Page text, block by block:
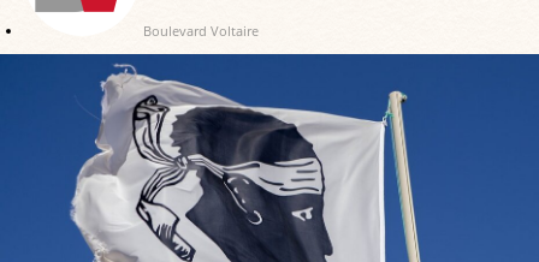
Boulevard Voltaire